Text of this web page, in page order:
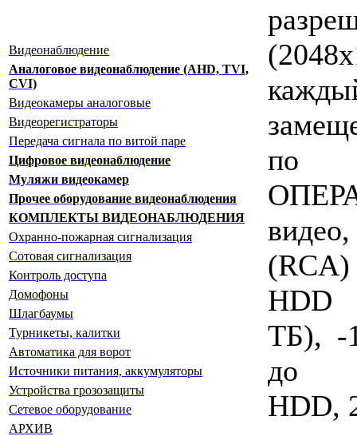
Видеонаблюдение
Аналоговое видеонаблюдение (AHD, TVI,
CVI)
Видеокамеры аналоговые
Видеорегистраторы
Передача сигнала по витой паре
Цифровое видеонаблюдение
Муляжи видеокамер
Прочее оборудование видеонаблюдения
КОМПЛЕКТЫ ВИДЕОНАБЛЮДЕНИЯ
Охранно-пожарная сигнализация
Сотовая сигнализация
Контроль доступа
Домофоны
Шлагбаумы
Турникеты, калитки
Автоматика для ворот
Источники питания, аккумуляторы
Устройства грозозащиты
Сетевое оборудование
АРХИВ
по
ТБ), -
до
HDD,